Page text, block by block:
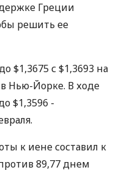
Греции
решить ее
$1,3675 с $1,3693 на
Нью-Йорке. В ходе
$1,3596 -
к иене составил к
89,77 днем